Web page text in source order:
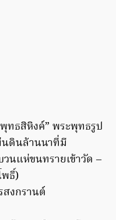
ทธสิหิงค์” พระพุทธรูป
นดินล้านนาที่มี
นแห่ขนทรายเข้าวัด –
ธิ์)
งกรานต์